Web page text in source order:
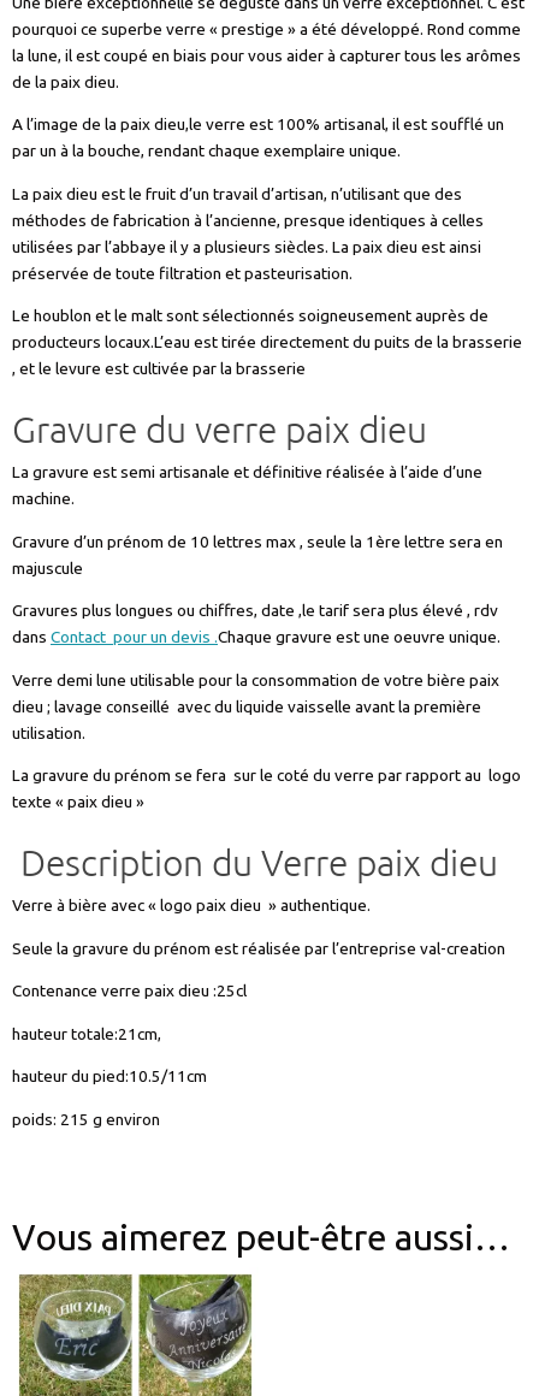
pourquoi ce superbe verre « prestige » a été développé. Rond comme
la lune, il est coupé en biais pour vous aider à capturer tous les arômes
de la paix dieu.
A l’image de la paix dieu,le verre est 100% artisanal, il est soufflé un
par un à la bouche, rendant chaque exemplaire unique.
La paix dieu est le fruit d’un travail d’artisan, n’utilisant que des
méthodes de fabrication à l’ancienne, presque identiques à celles
utilisées par l’abbaye il y a plusieurs siècles. La paix dieu est ainsi
préservée de toute filtration et pasteurisation.
Le houblon et le malt sont sélectionnés soigneusement auprès de
producteurs locaux.L’eau est tirée directement du puits de la brasserie
, et le levure est cultivée par la brasserie
Gravure du verre paix dieu
La gravure est semi artisanale et définitive réalisée à l’aide d’une
machine.
Gravure d’un prénom de 10 lettres max , seule la 1ère lettre sera en
majuscule
Gravures plus longues ou chiffres, date ,le tarif sera plus élevé , rdv
dans Contact pour un devis .Chaque gravure est une oeuvre unique.
Verre demi lune utilisable pour la consommation de votre bière paix
dieu ; lavage conseillé avec du liquide vaisselle avant la première
utilisation.
La gravure du prénom se fera sur le coté du verre par rapport au logo
texte « paix dieu »
Description du Verre paix dieu
Verre à bière avec « logo paix dieu » authentique.
Seule la gravure du prénom est réalisée par l’entreprise val-creation
Contenance verre paix dieu :25cl
hauteur totale:21cm,
hauteur du pied:10.5/11cm
poids: 215 g environ
Vous aimerez peut-être aussi…